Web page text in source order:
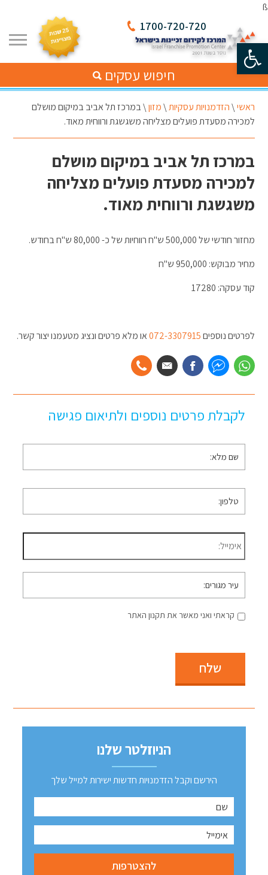
פתח סרגל נגישות
ß
1700-720-720
חיפוש עסקים
ראשי\הזדמנויות עסקיות\מזון\במרכז תל אביב במיקום מושלם
למכירה מסעדת פועלים מצליחה משגשגת ורווחית מאוד.
במרכז תל אביב במיקום מושלם
למכירה מסעדת פועלים מצליחה
משגשגת ורווחית מאוד.
מחזור חודשי של 500,000 ש"ח רווחיות של כ- 80,000 ש"ח בחודש.
מחיר מבוקש: 950,000 ש"ח
קוד עסקה: 17280
לפרטים נוספים072-3307915או מלא פרטים ונציג מטעמנו יצור קשר.
לקבלת פרטים נוספים ולתיאום פגישה
שם
מלא *
טלפון *
דוא״ל *
עיר
מגורים
קראתי ואני מאשר את תקנון האתר
שלח
הניוזלטר שלנו
הירשם וקבל הזדמנויות חדשות ישירות למייל שלך